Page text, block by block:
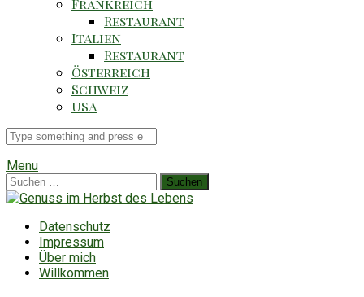
Frankreich
Restaurant
Italien
Restaurant
Österreich
Schweiz
USA
Suche
für
Menu
Suchen
nach:
Datenschutz
Impressum
Über mich
Willkommen